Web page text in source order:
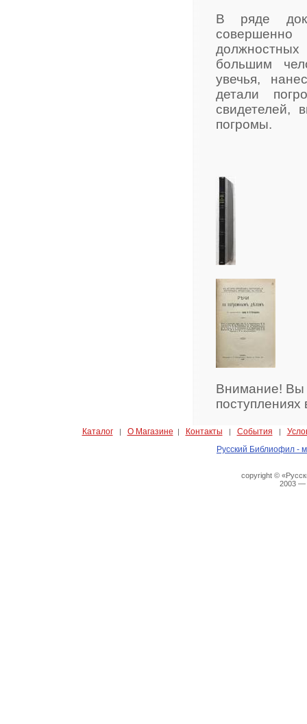
В ряде
большим
увечья,
детали
свидетелей,
погромы.
Внимание! Вы
Каталог| О Магазине | Контакты | События |
Русский Библиофил -
copyright ©
2003 —